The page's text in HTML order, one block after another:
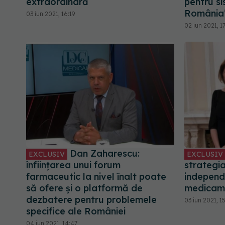
03 iun 2021, 16:19
02 iun 2021,
EXCLUSIV
Dan Zaharescu:
înființarea unui forum
farmaceutic la nivel înalt poate
să ofere și o platformă de
dezbatere pentru problemele
specifice ale României
04 iun 2021, 14:47
EXCLUSIV
03 iun 2021,